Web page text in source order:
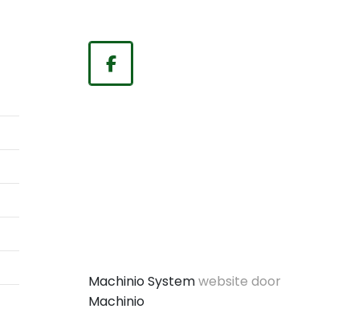
facebook
Machinio Systemwebsite door
Machinio